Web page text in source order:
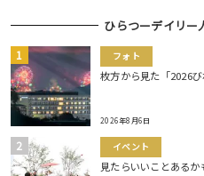
ひらつーデイリー
フォト
枚方から見た「2026び
2026年8月6日
イベント
見たらいいことあるか